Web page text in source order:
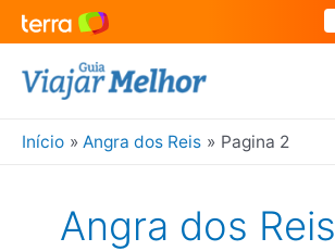
para
conteúdo
Início Angra dos Reis Pagina 2
Angra dos Reis